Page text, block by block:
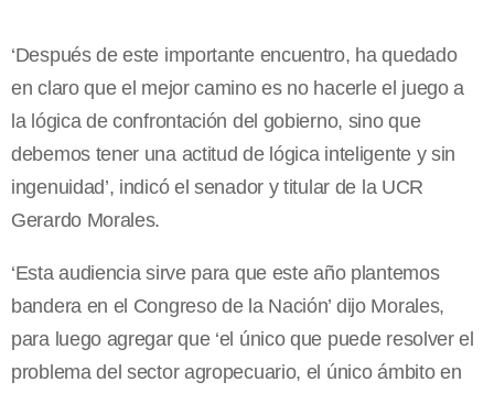
‘Después de este importante encuentro, ha quedado
en claro que el mejor camino es no hacerle el juego a
la lógica de confrontación del gobierno, sino que
debemos tener una actitud de lógica inteligente y sin
ingenuidad’, indicó el senador y titular de la UCR
Gerardo Morales.
‘Esta audiencia sirve para que este año plantemos
bandera en el Congreso de la Nación’ dijo Morales,
para luego agregar que ‘el único que puede resolver el
problema del sector agropecuario, el único ámbito en